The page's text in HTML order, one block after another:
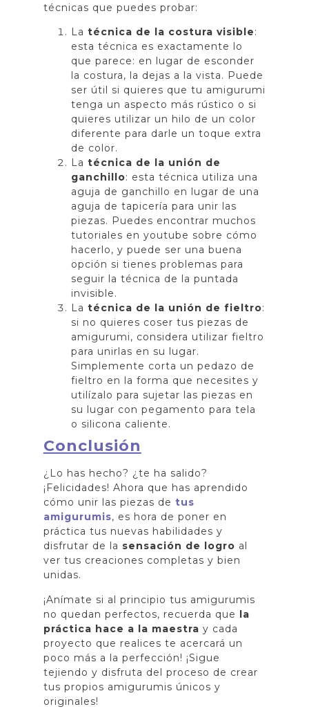
técnicas que puedes probar:
La técnica de la costura visible:
esta técnica es exactamente lo
que parece: en lugar de esconder
la costura, la dejas a la vista. Puede
ser útil si quieres que tu amigurumi
tenga un aspecto más rústico o si
quieres utilizar un hilo de un color
diferente para darle un toque extra
de color.
La técnica de la unión de
ganchillo: esta técnica utiliza una
aguja de ganchillo en lugar de una
aguja de tapicería para unir las
piezas. Puedes encontrar muchos
tutoriales en youtube sobre cómo
hacerlo, y puede ser una buena
opción si tienes problemas para
seguir la técnica de la puntada
invisible.
La técnica de la unión de fieltro:
si no quieres coser tus piezas de
amigurumi, considera utilizar fieltro
para unirlas en su lugar.
Simplemente corta un pedazo de
fieltro en la forma que necesites y
utilízalo para sujetar las piezas en
su lugar con pegamento para tela
o silicona caliente.
Conclusión
¿Lo has hecho? ¿te ha salido?
¡Felicidades! Ahora que has aprendido
cómo unir las piezas de tus
amigurumis, es hora de poner en
práctica tus nuevas habilidades y
disfrutar de la sensación de logro al
ver tus creaciones completas y bien
unidas.
¡Anímate si al principio tus amigurumis
no quedan perfectos, recuerda que la
práctica hace a la maestra y cada
proyecto que realices te acercará un
poco más a la perfección! ¡Sigue
tejiendo y disfruta del proceso de crear
tus propios amigurumis únicos y
originales!